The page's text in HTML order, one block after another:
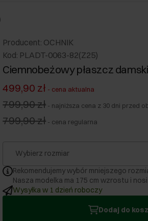
Producent: OCHNIK
Kod: PLADT-0063-82(Z25)
Ciemnobeżowy płaszcz
499,90 zł - cena aktualna
799,90 zł - najniższa cena z 30 dni przed
799,90 zł - cena regularna
Wybierz rozmiar
Rekomendujemy wybór mniejszego
Nasza modelka ma 175 cm wzrostu i
Wysyłka w 1 dzień roboczy
Dodaj do